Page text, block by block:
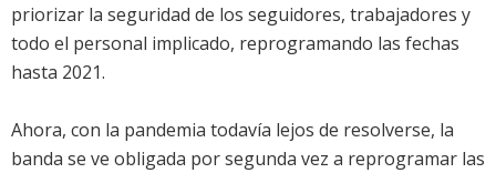
priorizar la seguridad de los seguidores, trabajadores y
todo el personal implicado, reprogramando las fechas
hasta 2021.
Ahora, con la pandemia todavía lejos de resolverse, la
banda se ve obligada por segunda vez a reprogramar las